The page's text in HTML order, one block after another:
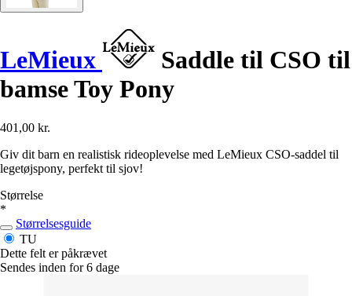
LeMieux
Saddle til CSO til
bamse Toy Pony
401,00 kr.
Giv dit barn en realistisk rideoplevelse med LeMieux CSO-saddel til
legetøjspony, perfekt til sjov!
Størrelse
*
Størrelsesguide
TU
Dette felt er påkrævet
Sendes inden for 6 dage